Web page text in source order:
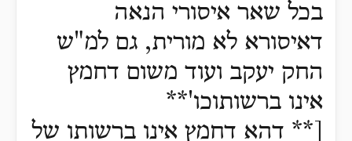
בכל שאר איסורי הנאה
דאיסורא לא מורית, גם למ"ש
החק יעקב ועוד משום דחמץ
אינו ברשותוכו'**
[** דהא דחמץ אינו ברשותו של